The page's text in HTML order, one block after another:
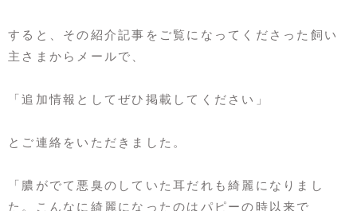
すると、その紹介記事をご覧になってくださった飼い
主さまからメールで、
「追加情報としてぜひ掲載してください」
とご連絡をいただきました。
「膿がでて悪臭のしていた耳だれも綺麗になりまし
た。こんなに綺麗になったのはパピーの時以来で